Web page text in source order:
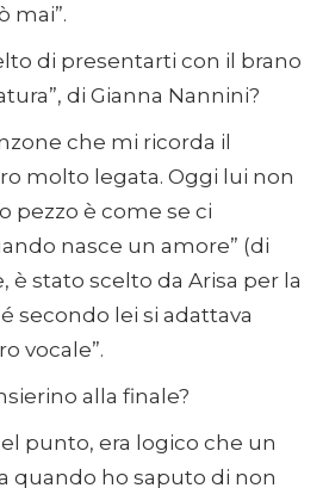
mai”.
di presentarti con il brano
di Gianna Nannini?
che mi ricorda il
molto legata. Oggi lui non
pezzo è come se ci
nasce un amore” (di
è stato scelto da Arisa per la
secondo lei si adattava
vocale”.
alla finale?
punto, era logico che un
quando ho saputo di non